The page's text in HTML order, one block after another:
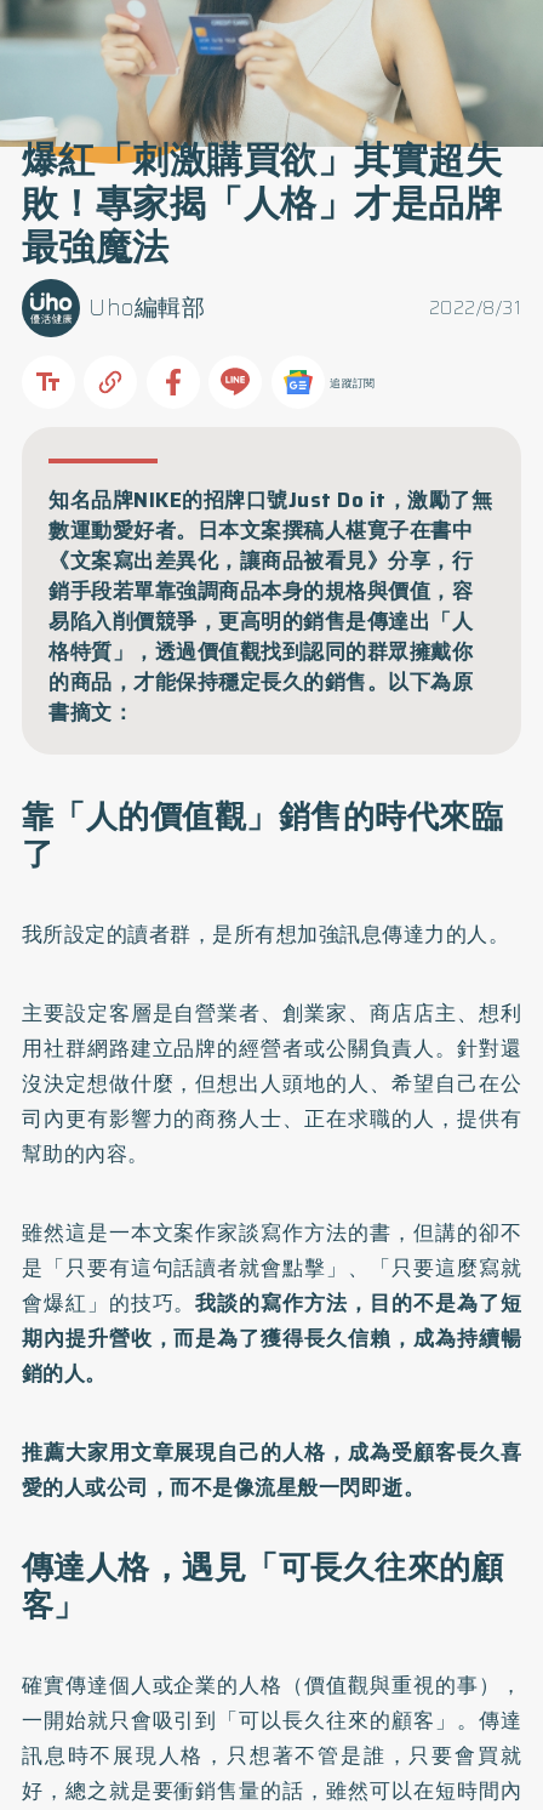
爆紅「刺激購買欲」其實超失
敗！專家揭「人格」才是品牌
最強魔法
2022/8/31
Uho編輯部
追蹤訂閱
知名品牌NIKE的招牌口號Just Do it，激勵了無
數運動愛好者。日本文案撰稿人椹寛子在書中
《文案寫出差異化，讓商品被看見》分享，行
銷手段若單靠強調商品本身的規格與價值，容
易陷入削價競爭，更高明的銷售是傳達出「人
格特質」，透過價值觀找到認同的群眾擁戴你
的商品，才能保持穩定長久的銷售。以下為原
書摘文：
靠「人的價值觀」銷售的時代來臨
了
我所設定的讀者群，是所有想加強訊息傳達力的人。
主要設定客層是自營業者、創業家、商店店主、想利
用社群網路建立品牌的經營者或公關負責人。針對還
沒決定想做什麼，但想出人頭地的人、希望自己在公
司內更有影響力的商務人士、正在求職的人，提供有
幫助的內容。
雖然這是一本文案作家談寫作方法的書，但講的卻不
是「只要有這句話讀者就會點擊」、「只要這麼寫就
會爆紅」的技巧。我談的寫作方法，目的不是為了短
期內提升營收，而是為了獲得長久信賴，成為持續暢
銷的人。
推薦大家用文章展現自己的人格，成為受顧客長久喜
愛的人或公司，而不是像流星般一閃即逝。
傳達人格，遇見「可長久往來的顧
客」
確實傳達個人或企業的人格（價值觀與重視的事），
一開始就只會吸引到「可以長久往來的顧客」。傳達
訊息時不展現人格，只想著不管是誰，只要會買就
好，總之就是要衝銷售量的話，雖然可以在短時間內